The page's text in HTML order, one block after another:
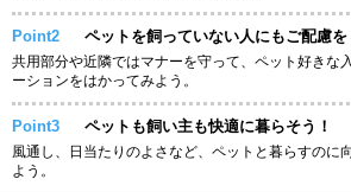
Point2 ペットを飼っていない人にもご配慮を
共用部分や近隣ではマナーを守って、ペット好きな
ーションをはかってみよう。
Point3 ペットも飼い主も快適に暮らそう！
風通し、日当たりのよさなど、ペットと暮らすのに
よう。